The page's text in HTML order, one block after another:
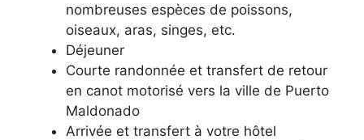
nombreuses espèces de poissons,
oiseaux, aras, singes, etc.
Déjeuner
Courte randonnée et transfert de retour
en canot motorisé vers la ville de Puerto
Maldonado
Arrivée et transfert à votre hôtel